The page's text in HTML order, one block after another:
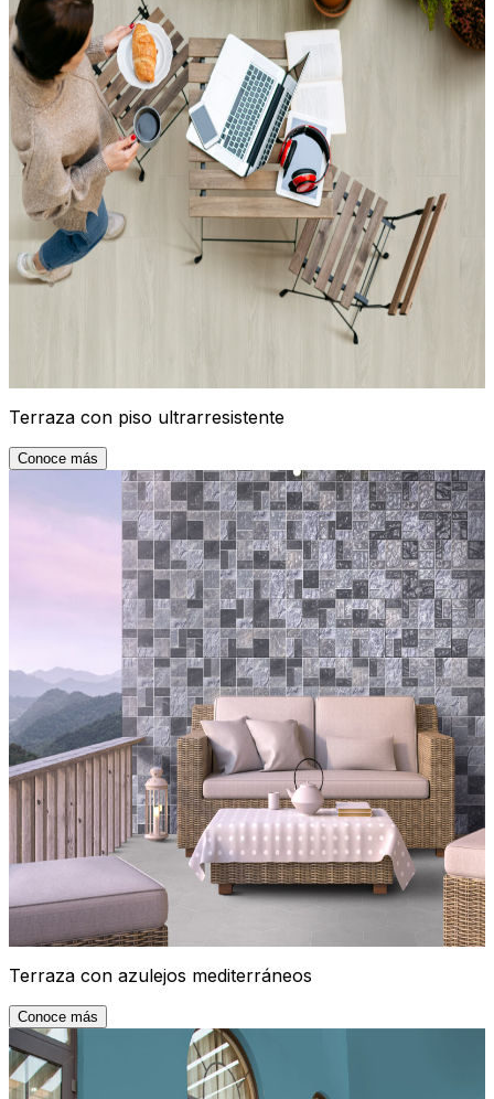
Terraza con piso ultrarresistente
Conoce más
Terraza con azulejos mediterráneos
Conoce más